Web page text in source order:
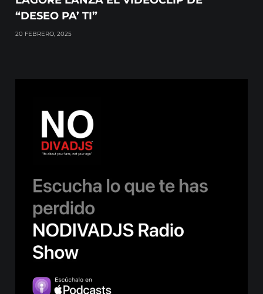
“DESEO PA’ TI”
20 FEBRERO, 2025